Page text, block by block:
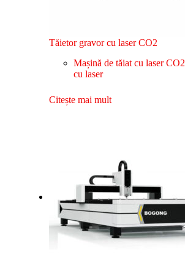
Tăietor gravor cu laser CO2
Mașină de tăiat cu laser CO2
cu laser
Citește mai mult